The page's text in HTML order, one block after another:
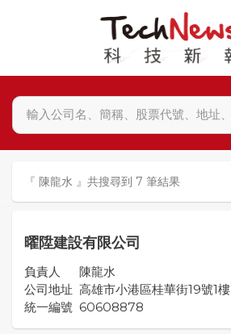
『 陳龍水 』共搜尋到 7 筆結果
曜陞建設有限公司
負責人
陳龍水
公司地址 高雄市小港區桂華街19號1樓
統一編號 60608878